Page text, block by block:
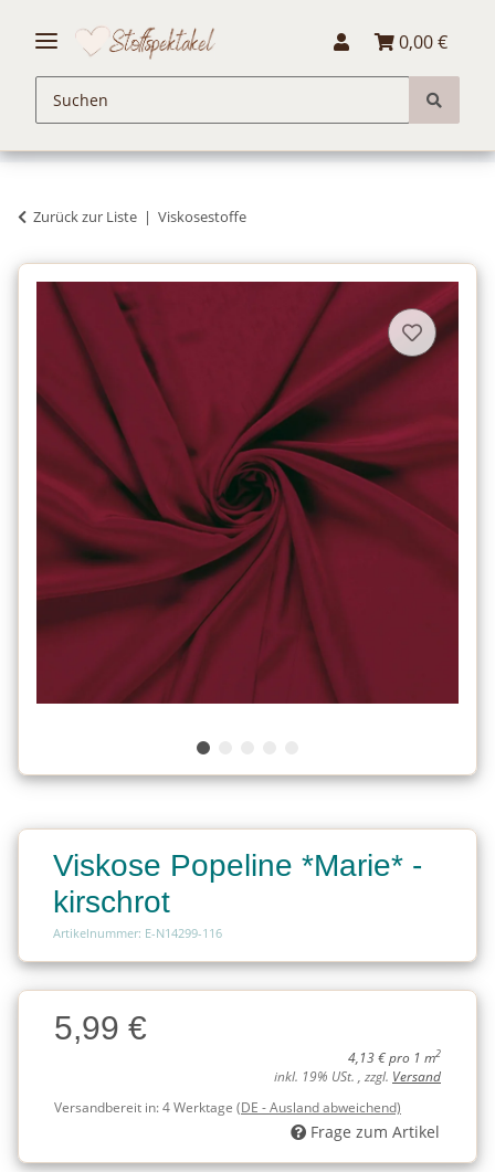
0,00 €
Zurück zur Liste Viskosestoffe
Viskose Popeline *Marie* -
kirschrot
Artikelnummer: E-N14299-116
Charge
Charge5,99 €
4,13 € pro 1 m2
inkl. 19% USt. , zzgl. Versand
Versandbereit in:4 Werktage (DE - Ausland abweichend)
Frage zum Artikel